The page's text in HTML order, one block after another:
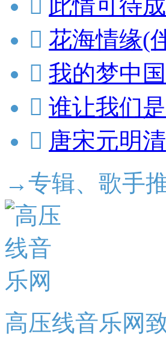
 此情可待
 花海情缘(
 我的梦中
 谁让我们
 唐宋元明
→专辑、歌手
高压线音乐网